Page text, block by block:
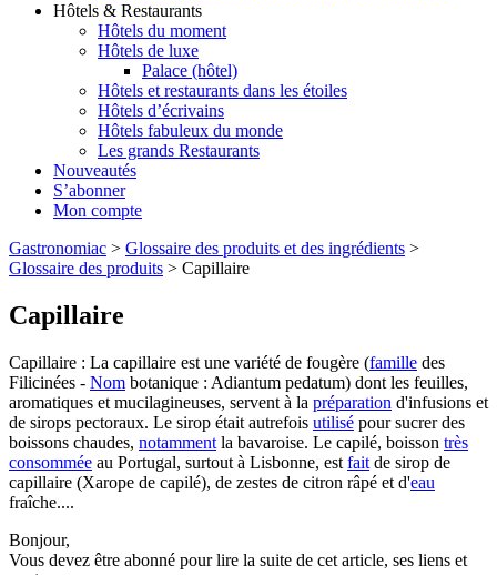
Hôtels & Restaurants
Hôtels du moment
Hôtels de luxe
Palace (hôtel)
Hôtels et restaurants dans les étoiles
Hôtels d’écrivains
Hôtels fabuleux du monde
Les grands Restaurants
Nouveautés
S’abonner
Mon compte
Gastronomiac > Glossaire des produits et des ingrédients >
Glossaire des produits > Capillaire
Capillaire
Capillaire : La capillaire est une variété de fougère (famille des
Filicinées - Nom botanique : Adiantum pedatum) dont les feuilles,
aromatiques et mucilagineuses, servent à la préparation d'infusions et
de sirops pectoraux. Le sirop était autrefois utilisé pour sucrer des
boissons chaudes, notamment la bavaroise. Le capilé, boisson très
consommée au Portugal, surtout à Lisbonne, est fait de sirop de
capillaire (Xarope de capilé), de zestes de citron râpé et d'eau
fraîche....
Bonjour,
Vous devez être abonné pour lire la suite de cet article, ses liens et